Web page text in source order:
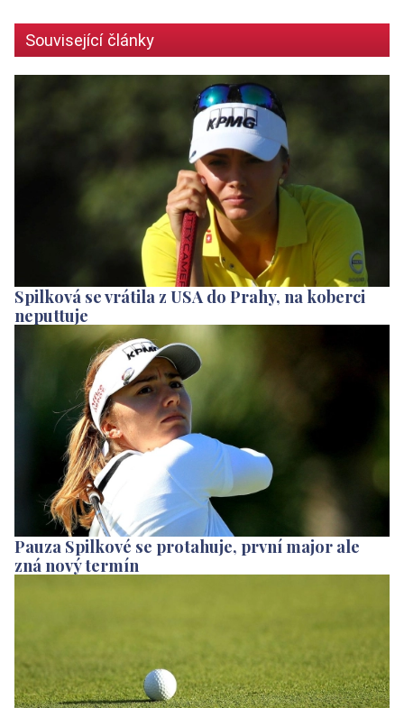
Související články
Spilková se vrátila z USA do Prahy, na koberci
neputtuje
Pauza Spilkové se protahuje, první major ale
zná nový termín